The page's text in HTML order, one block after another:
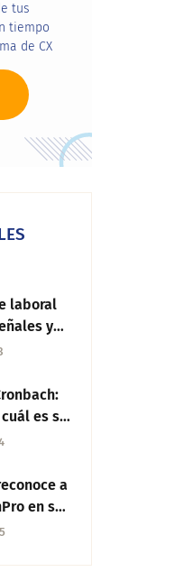
tus
tiempo
de CX
laboral
y
con el
es su
a
en su